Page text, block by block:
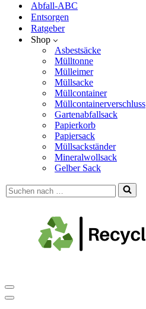
Abfall-ABC
Entsorgen
Ratgeber
Shop
Asbestsäcke
Mülltonne
Mülleimer
Müllsacke
Müllcontainer
Müllcontainerverschluss
Gartenabfallsack
Papierkorb
Papiersack
Müllsackständer
Mineralwollsack
Gelber Sack
Suchen
nach …
Navigationsmenü
Navigationsmenü